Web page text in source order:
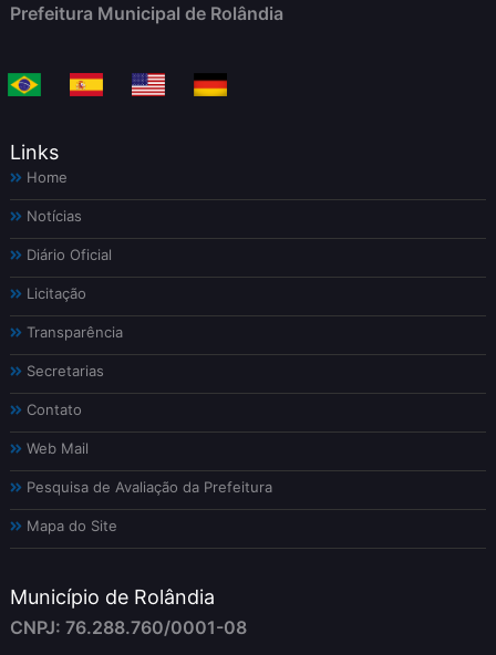
Prefeitura Municipal de Rolândia
Links
Home
Notícias
Diário Oficial
Licitação
Transparência
Secretarias
Contato
Web Mail
Pesquisa de Avaliação da Prefeitura
Mapa do Site
Município de Rolândia
CNPJ: 76.288.760/0001-08